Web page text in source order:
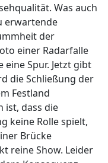
Was auch
erwartende
der
einer Radarfalle
Spur. Jetzt gibt
die Schließung der
Festland
ist, dass die
keine Rolle spielt,
Brücke
reine Show. Leider